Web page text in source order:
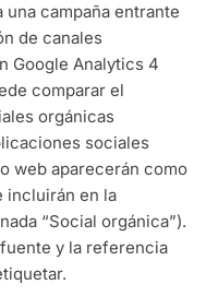
una campaña entrante
de canales
Google Analytics 4
comparar el
orgánicas
sociales
web aparecerán como
incluirán en la
“Social orgánica”).
y la referencia